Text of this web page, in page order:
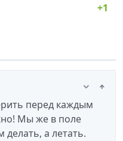
перед каждым
Мы же в поле
а летать.